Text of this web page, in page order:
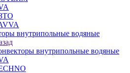
внутрипольные водяные
внутрипольные водяные